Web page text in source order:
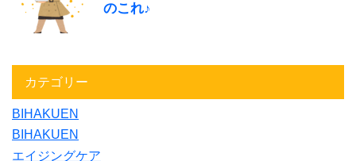
のこれ♪
カテゴリー
BIHAKUEN
BIHAKUEN
エイジングケア